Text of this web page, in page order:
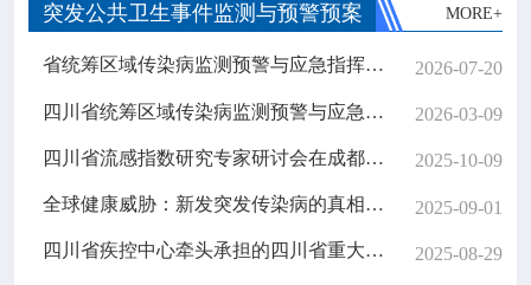
新闻动态 
工作重点
专业服务 
突发公共卫生事件监测与预警预案 MORE+
省统筹区域传染病监测预警与应急指挥信息平台应用暨结核病监测技术培训班在内江市成功举办 2026-07-20
四川省统筹区域传染病监测预警与应急指挥信息平台开始试运行 2026-03-09
四川省流感指数研究专家研讨会在成都顺利召开 2025-10-09
全球健康威胁：新发突发传染病的真相与应对 2025-09-01
四川省疾控中心牵头承担的四川省重大科技专项“重大传染病监测预警与应对”以优秀等级通过验收 2025-08-29